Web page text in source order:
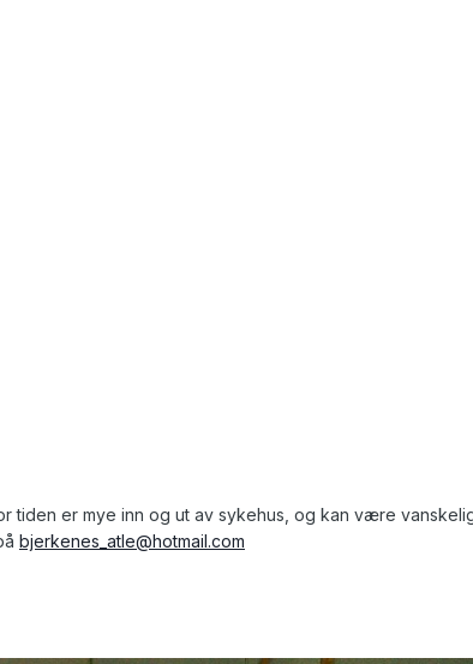
tiden er mye inn og ut av sykehus, og kan være
bjerkenes_atle@hotmail.com